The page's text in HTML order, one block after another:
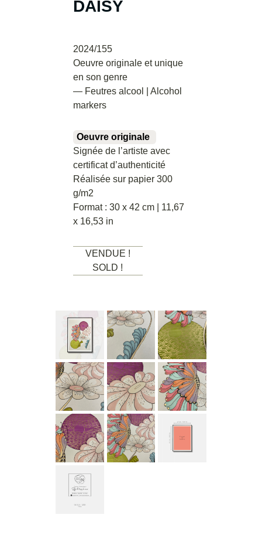
DAISY
2024/155
Oeuvre originale et unique
en son genre
— Feutres alcool | Alcohol
markers
Oeuvre originale
Signée de l’artiste avec
certificat d’authenticité
Réalisée sur papier 300
g/m2
Format : 30 x 42 cm | 11,67
x 16,53 in
VENDUE !
SOLD !